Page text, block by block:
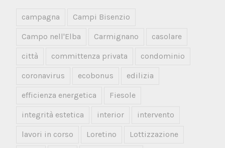
campagna Campi Bisenzio
Campo nell'Elba Carmignano casolare
città committenza privata condominio
coronavirus ecobonus edilizia
efficienza energetica Fiesole
integrità estetica interior intervento
lavori in corso Loretino Lottizzazione